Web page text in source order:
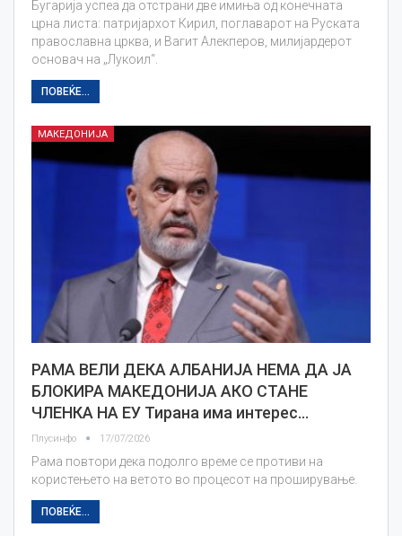
Бугарија успеа да отстрани две имиња од конечната
црна листа: патријархот Кирил, поглаварот на Руската
православна црква, и Вагит Алекперов, милијардерот
основач на „Лукоил“.
ПОВЕЌЕ...
МАКЕДОНИЈА
РАМА ВЕЛИ ДЕКА АЛБАНИЈА НЕМА ДА ЈА
БЛОКИРА МАКЕДОНИЈА АКО СТАНЕ
ЧЛЕНКА НА ЕУ Тирана има интерес…
Плусинфо 17/07/2026
Рама повтори дека подолго време се противи на
користењето на ветото во процесот на проширување.
ПОВЕЌЕ...